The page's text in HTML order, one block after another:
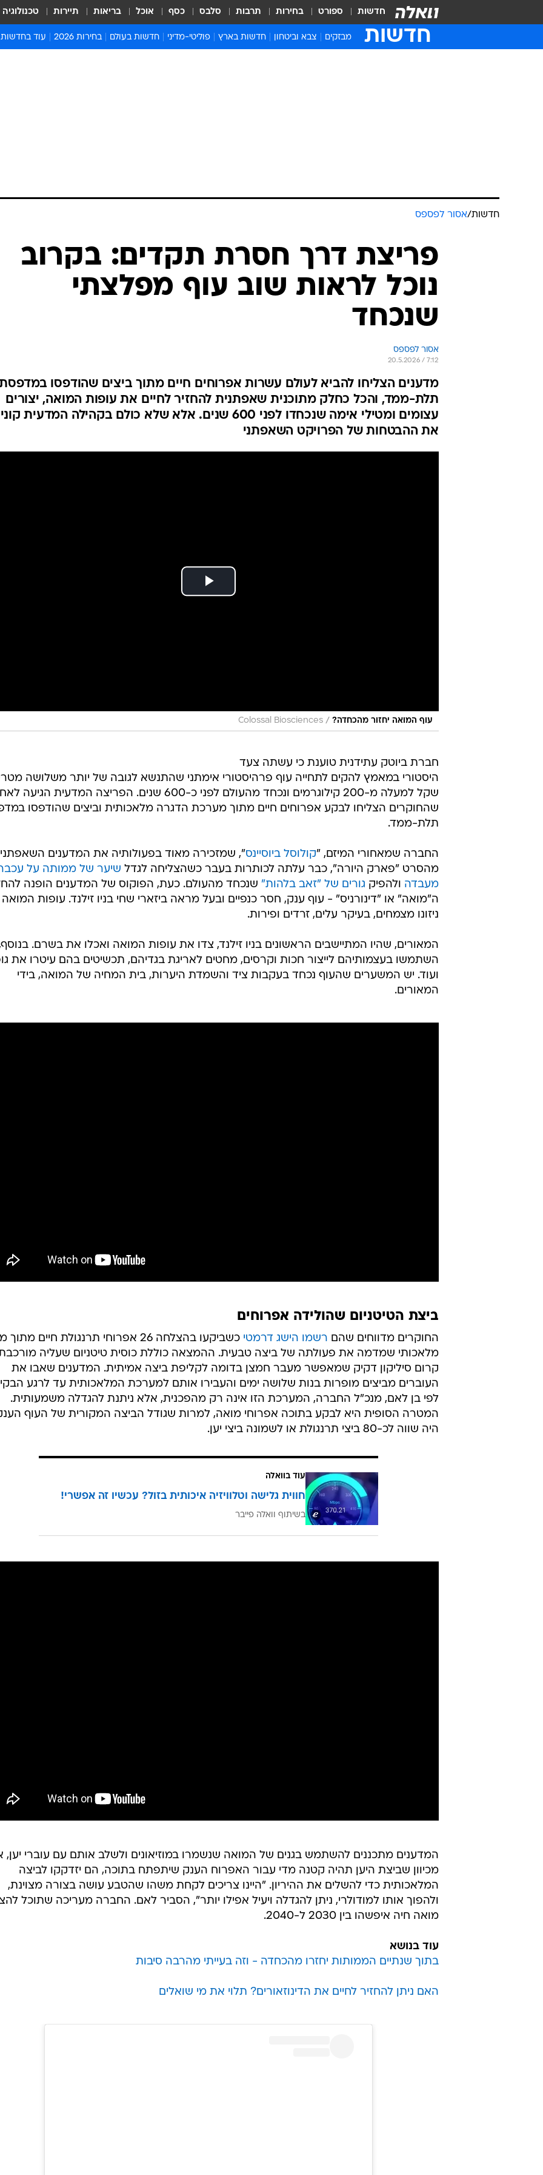
חדשות ספורט בחירות תרבות סלבס כסף אוכל בריאות תיירות טכנולוגיה
חדשות מבזקים צבא וביטחון חדשות בארץ פוליטי-מדיני חדשות בעולם בחירות 2026 עוד בחדשות
חדשות
חדשות/אסור לפספס
פריצת דרך חסרת תקדים: בקרוב
נוכל לראות שוב עוף מפלצתי
שנכחד
אסור לפספס
20.5.2026 / 7:12
מדענים הצליחו להביא לעולם עשרות אפרוחים חיים מתוך ביצים שהודפסו
תלת-ממד, והכל כחלק מתוכנית שאפתנית להחזיר לחיים את עופות המואה, יצורים
עצומים ומטילי אימה שנכחדו לפני 600 שנים. אלא שלא כולם בקהילה המדעית
את ההבטחות של הפרויקט השאפתני
עוף המואה יחזור מהכחדה? /
Colossal Biosciences
חברת ביוטק עתידנית טוענת כי עשתה צעד
היסטורי במאמץ להקים לתחייה עוף פרהיסטורי אימתני שהתנשא לגובה של יותר משלושה
שקל למעלה מ-200 קילוגרמים ונכחד מהעולם לפני כ-600 שנים. הפריצה המדעית הגיעה
שהחוקרים הצליחו לבקע אפרוחים חיים מתוך מערכת הדגרה מלאכותית וביצים שהודפסו
תלת-ממד.
החברה שמאחורי המיזם, "קולוסל ביוסיינס", שמזכירה מאוד בפעולותיה את המדענים
מהסרט "פארק היורה", כבר עלתה לכותרות בעבר כשהצליחה לגדל שיער של ממותה על
מעבדה ולהפיק גורים של "זאב בלהות" שנכחד מהעולם. כעת, הפוקוס של המדענים הופנה
ה"מואה" או "דינורניס" - עוף ענק, חסר כנפיים ובעל מראה ביזארי שחי בניו זילנד. עופות המואה
ניזונו מצמחים, בעיקר עלים, זרדים ופירות.
המאורים, שהיו המתיישבים הראשונים בניו זילנד, צדו את עופות המואה ואכלו את בשרם.
השתמשו בעצמותיהם לייצור חכות וקרסים, מחטים לאריגת בגדיהם, תכשיטים בהם עיטרו את
ועוד. יש המשערים שהעוף נכחד בעקבות ציד והשמדת היערות, בית המחיה של המואה, בידי
המאורים.
ביצת הטיטניום שהולידה אפרוחים
החוקרים מדווחים שהם רשמו הישג דרמטי
כשביקעו בהצלחה 26 אפרוחי תרנגולת חיים
מלאכותי שמדמה את פעולתה של ביצה טבעית. ההמצאה כוללת כוסית טיטניום שעליה
קרום סיליקון דקיק שמאפשר מעבר חמצן בדומה לקליפת ביצה אמיתית. המדענים שאבו את
העוברים מביצים מופרות בנות שלושה ימים והעבירו אותם למערכת המלאכותית עד לרגע
לפי בן לאם, מנכ"ל החברה, המערכת הזו אינה רק מהפכנית, אלא ניתנת להגדלה משמעותית.
המטרה הסופית היא לבקע בתוכה אפרוחי מואה, למרות שגודל הביצה המקורית של העוף
היה שווה לכ-80 ביצי תרנגולת או לשמונה ביצי יען.
עוד בוואלה
חווית גלישה וטלוויזיה איכותית בזול? עכשיו זה אפשרי!
בשיתוף וואלה פייבר
המדענים מתכננים להשתמש בגנים של המואה שנשמרו במוזיאונים ולשלב אותם עם עוברי יען,
מכיוון שביצת היען תהיה קטנה מדי עבור האפרוח הענק שיתפתח בתוכה, הם יזדקקו לביצה
המלאכותית כדי להשלים את ההיריון. "היינו צריכים לקחת משהו שהטבע עושה בצורה מצוינת,
ולהפוך אותו למודולרי, ניתן להגדלה ויעיל אפילו יותר", הסביר לאם. החברה מעריכה שתוכל
מואה חיה איפשהו בין 2030 ל-2040.
עוד בנושא
בתוך שנתיים הממותות יחזרו מהכחדה - וזה בעייתי מהרבה סיבות
האם ניתן להחזיר לחיים את הדינוזאורים? תלוי את מי שואלים